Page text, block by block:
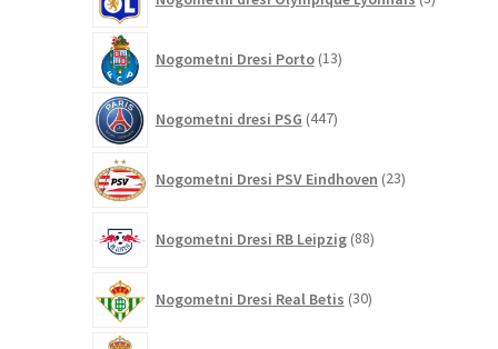
izdelki
Nogometni Dresi Porto 13izdelkov
Nogometni dresi PSG 447izdelkov
Nogometni Dresi PSV Eindhoven 23izdelkov
Nogometni Dresi RB Leipzig 88izdelkov
Nogometni Dresi Real Betis 30izdelkov